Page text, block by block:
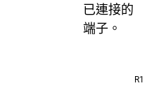
已連接的
端子。